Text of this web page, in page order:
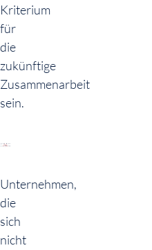
Kriterium
für
die
zukünftige
Zusammenarbeit
sein.
Unternehmen,
die
sich
nicht